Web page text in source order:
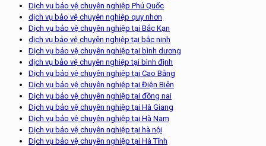
Dịch vụ bảo vệ chuyên nghiệp Phú Quốc
dịch vụ bảo vệ chuyên nghiệp quy nhơn
Dịch vụ bảo vệ chuyên nghiệp tại Bắc Kạn
dịch vụ bảo vệ chuyên nghiệp tại bắc ninh
Dịch vụ bảo vệ chuyên nghiệp tại bình dương
dịch vụ bảo vệ chuyên nghiệp tại bình định
Dịch vụ bảo vệ chuyên nghiệp tại Cao Bằng
Dịch vụ bảo vệ chuyên nghiệp tại Điện Biên
Dịch vụ bảo vệ chuyên nghiệp tại đồng nai
Dịch vụ bảo vệ chuyên nghiệp tại Hà Giang
Dịch vụ bảo vệ chuyên nghiệp tại Hà Nam
Dịch vụ bảo vệ chuyên nghiệp tại hà nội
Dịch vụ bảo vệ chuyên nghiệp tại Hà Tĩnh